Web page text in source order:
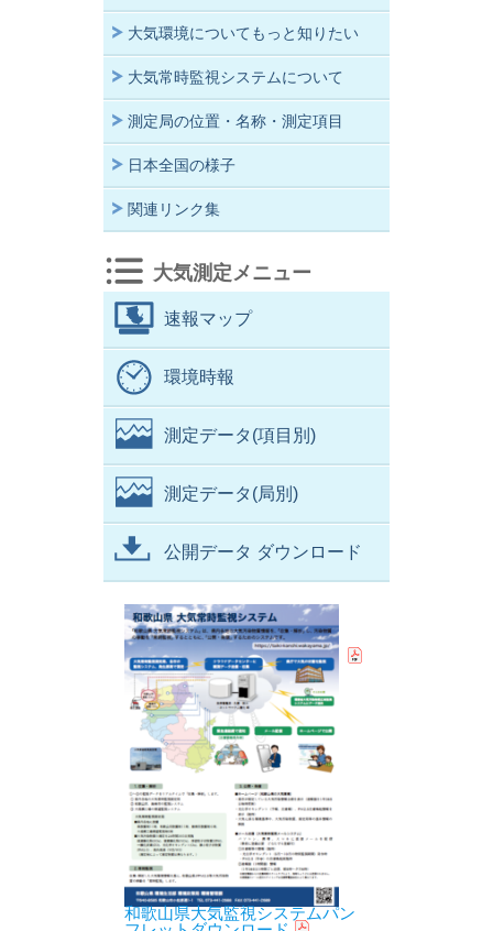
大気環境についてもっと知りたい
大気常時監視システムについて
測定局の位置・名称・測定項目
日本全国の様子
関連リンク集
大気測定メニュー
速報マップ
環境時報
測定データ(項目別)
測定データ(局別)
公開データ ダウンロード
和歌山県大気監視システムパン